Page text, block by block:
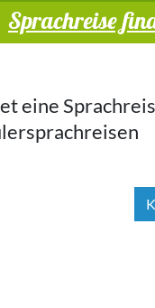
Sprachreise
eine